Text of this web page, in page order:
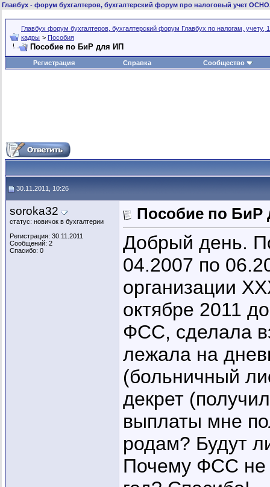
Главбух - форум бухгалтеров, бухгалтерский форум про налоговый учет
Главбух форум бухгалтеров, бухгалтерский форум Главбух по налогам, учету,
кадры > Пособия
Пособие по БиР для ИП
Регистрация Справка Сообщество
30.11.2011, 10:26
soroka32
статус: новичок в бухгалтерии
Регистрация: 30.11.2011
Сообщений: 2
Спасибо: 0
Пособие по БиР
Добрый день.
04.2007 по
организации
октябре 2011
ФСС, сделала
лежала на
(больничный
декрет
выплаты мне
родам? Будут
Почему ФСС не